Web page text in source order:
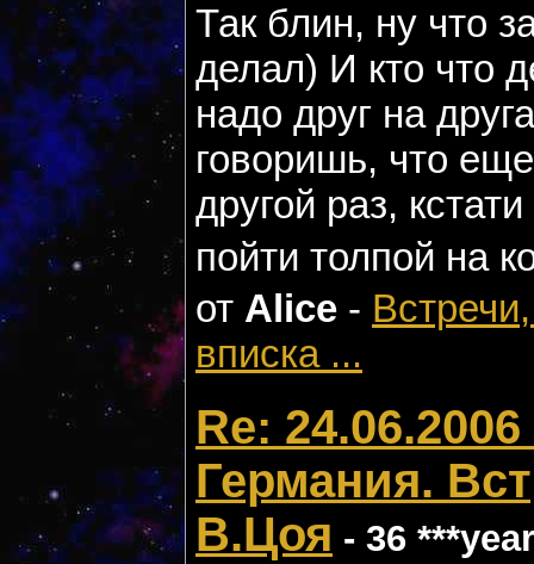
Так блин, ну что
делал) И кто что
надо друг на
говоришь, что
другой раз,
пойти толпой на
от Alice -
вписка ...
Re:
Германия.
В.Цоя - 36